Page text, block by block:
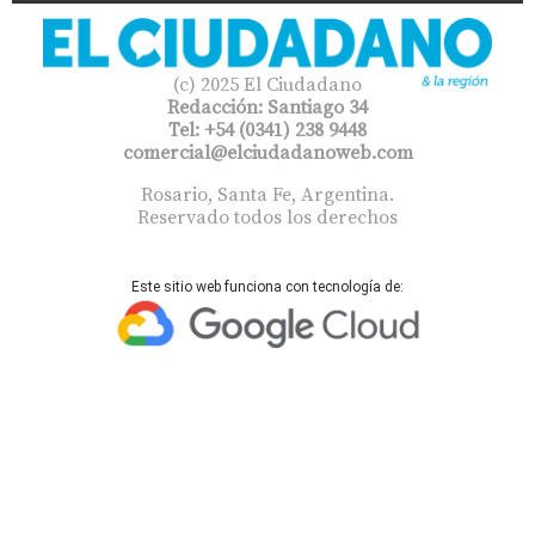
(c) 2025 El Ciudadano
Redacción: Santiago 34
Tel: +54 (0341) 238 9448
comercial@elciudadanoweb.com​
Rosario, Santa Fe, Argentina.
Reservado todos los derechos
Este sitio web funciona con tecnología de: